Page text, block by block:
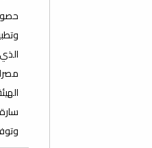
حصول المؤتمر السنوي حول نظريات
وتطبيقات العلوم الأساسية والحيوية